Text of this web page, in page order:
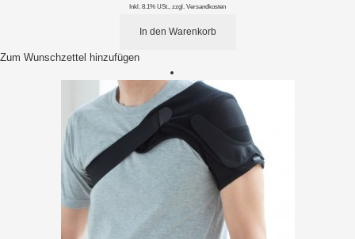
Inkl. 8.1% USt. zzgl. Versandkosten
In den Warenkorb
Zum Wunschzettel hinzufügen